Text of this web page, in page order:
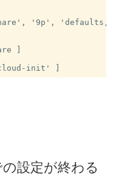
'9p',
]
設定が終わる